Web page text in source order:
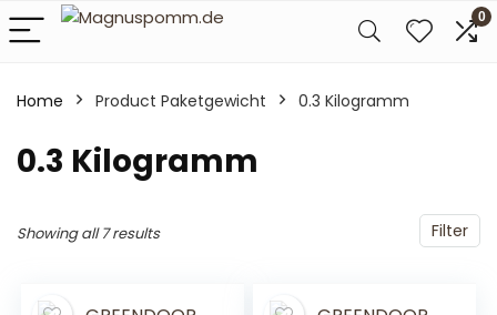
0
Home Product Paketgewicht ‎0.3 Kilogramm
‎0.3 Kilogramm
Filter
Showing all 7 results